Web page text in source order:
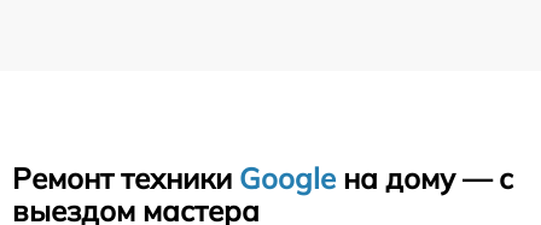
Ремонт техники Google на дому — с
выездом мастера